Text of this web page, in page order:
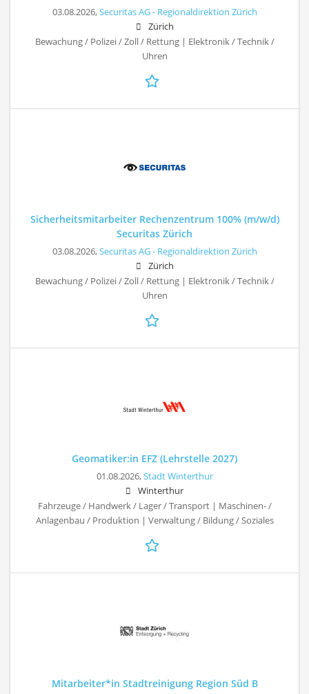
03.08.2026,Securitas AG - Regionaldirektion Zürich
Zürich
Bewachung / Polizei / Zoll / Rettung | Elektronik / Technik /
Uhren
Sicherheitsmitarbeiter Rechenzentrum 100% (m/w/d)
Securitas Zürich
03.08.2026,Securitas AG - Regionaldirektion Zürich
Zürich
Bewachung / Polizei / Zoll / Rettung | Elektronik / Technik /
Uhren
Geomatiker:in EFZ (Lehrstelle 2027)
01.08.2026,Stadt Winterthur
Winterthur
Fahrzeuge / Handwerk / Lager / Transport | Maschinen- /
Anlagenbau / Produktion | Verwaltung / Bildung / Soziales
Mitarbeiter*in Stadtreinigung Region Süd B